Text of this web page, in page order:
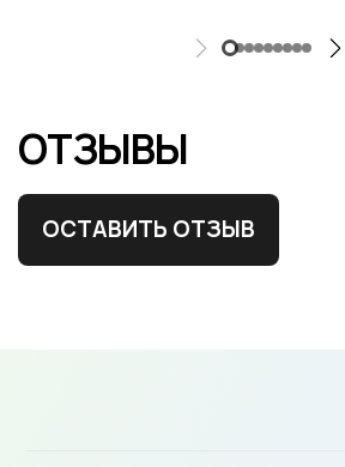
ОТЗЫВЫ
ОСТАВИТЬ ОТЗЫВ